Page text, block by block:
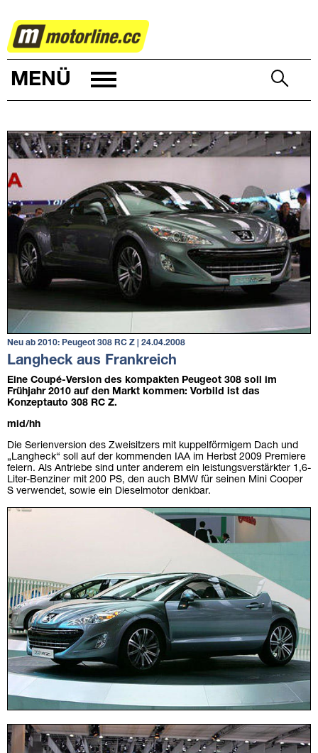
AUTOWELT
MENÜ
Neu ab 2010: Peugeot 308 RC Z | 24.04.2008
Langheck aus Frankreich
Eine Coupé-Version des kompakten Peugeot 308 soll im
Frühjahr 2010 auf den Markt kommen: Vorbild ist das
Konzeptauto 308 RC Z.
mid/hh
Die Serienversion des Zweisitzers mit kuppelförmigem Dach und
„Langheck“ soll auf der kommenden IAA im Herbst 2009 Premiere
feiern. Als Antriebe sind unter anderem ein leistungsverstärkter 1,6-
Liter-Benziner mit 200 PS, den auch BMW für seinen Mini Cooper
S verwendet, sowie ein Dieselmotor denkbar.